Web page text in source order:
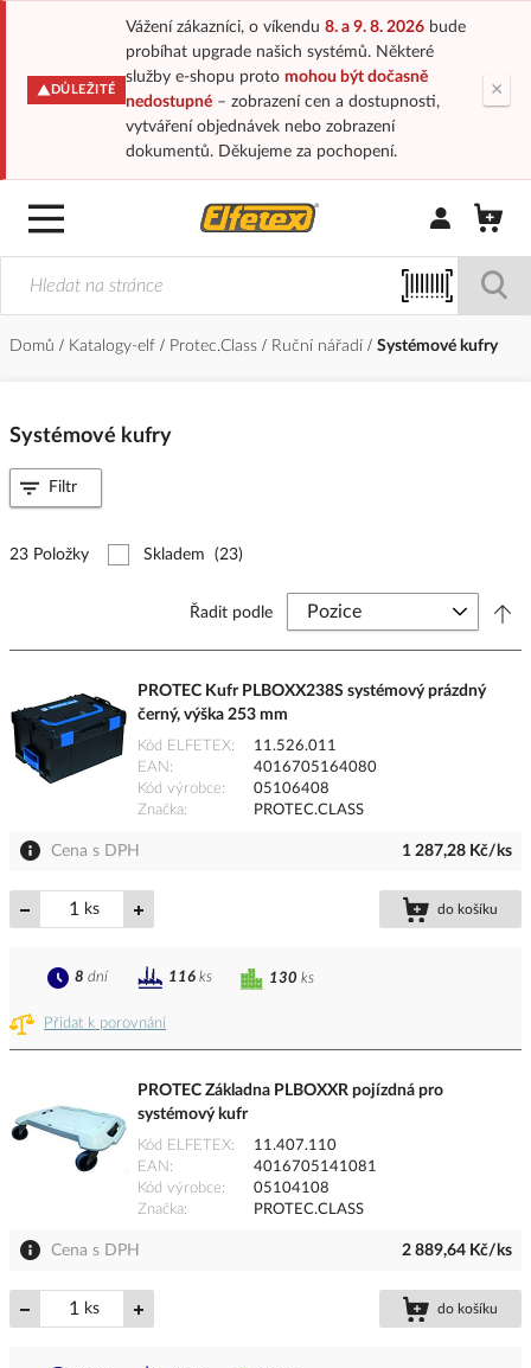
DŮLEŽITÉ
Vážení zákazníci, o víkendu 8. a 9. 8. 2026bude
probíhat upgrade našich systémů. Některé
služby e-shopu proto mohou být dočasně
nedostupné– zobrazení cen a dostupnosti,
vytváření objednávek nebo zobrazení
dokumentů. Děkujeme za pochopení.
×
Přihlásit/
Domů Katalogy-elf Protec.Class Ruční nářadí Systémové kufry
Systémové kufry
23 Položky Skladem (23)
Řadit podle
PROTEC Kufr PLBOXX238S systémový prázdný
černý, výška 253 mm
Kód ELFETEX
11.526.011
EAN
4016705164080
Kód výrobce
05106408
Značka
PROTEC.CLASS
Cena s DPH 1 287,28 Kč/ks
ks do košíku
Přidat k porovnání
130 ks
8 dní 116 ks
PROTEC Základna PLBOXXR pojízdná pro
systémový kufr
Kód ELFETEX
11.407.110
EAN
4016705141081
Kód výrobce
05104108
Značka
PROTEC.CLASS
Cena s DPH 2 889,64 Kč/ks
ks do košíku
Filtr